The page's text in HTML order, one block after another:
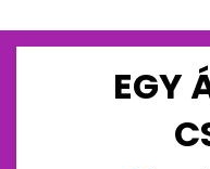
EGY